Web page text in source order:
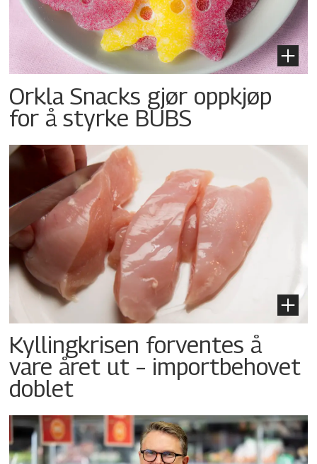
Orkla Snacks gjør oppkjøp
for å styrke BUBS
Kyllingkrisen forventes å
vare året ut – importbehovet
doblet